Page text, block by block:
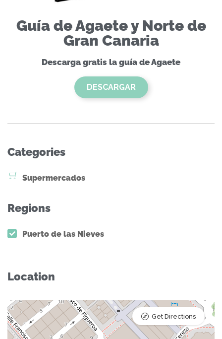
Guía de Agaete y Norte de
Gran Canaria
Descarga gratis la guía de Agaete
DESCARGAR
Categories
Supermercados
Regions
Puerto de las Nieves
Location
Get Directions